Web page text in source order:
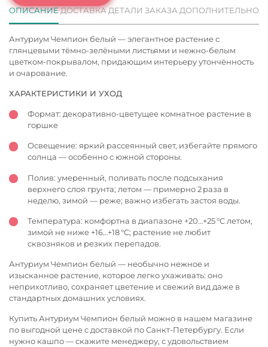
ОПИСАНИЕДОСТАВКАДЕТАЛИ ЗАКАЗАДОПОЛНИТЕЛЬНО
Антуриум Чемпион белый — элегантное растение с
глянцевыми тёмно-зелёными листьями и нежно‑белым
цветком‑покрывалом, придающим интерьеру утончённость
и очарование.
ХАРАКТЕРИСТИКИ И УХОД
Формат: декоративно‑цветущее комнатное растение в
горшке
Освещение: яркий рассеянный свет, избегайте прямого
солнца — особенно с южной стороны.
Полив: умеренный, поливать после подсыхания
верхнего слоя грунта; летом — примерно 2 раза в
неделю, зимой — реже; важно избегать застоя воды.
Температура: комфортна в диапазоне +20…+25 °C летом,
зимой не ниже +16…+18 °C; растение не любит
сквозняков и резких перепадов.
Антуриум Чемпион белый — необычно нежное и
изысканное растение, которое легко ухаживать: оно
неприхотливо, сохраняет цветение и свежий вид даже в
стандартных домашних условиях.
Купить Антуриум Чемпион белый можно в нашем магазине
по выгодной цене с доставкой по Санкт-Петербургу. Если
нужно кашпо — скажите менеджеру, с удовольствием